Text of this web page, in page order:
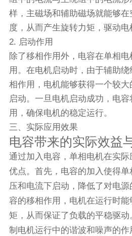
样，主磁场和辅助磁场就能够在
度，从而产生旋转力矩，驱动电
2. 启动作用
除了移相作用外，电容在单相
用。在电机启动时，由于辅助
相作用，电机能够获得一个较大
启动。一旦电机启动成功，电
用，确保电机的稳定运行。
三、实际应用效果
电容带来的实际效益
通过加入电容，单相电机在实
优点。首先，电容的加入使得
压和电流下启动，降低了对电
容的移相作用，电机在运行时
矩，从而保证了负载的平稳驱
制电机运行中的谐波和噪声的